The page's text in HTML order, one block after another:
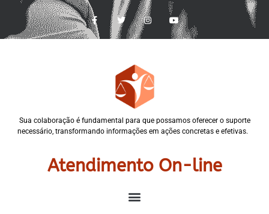
Sua colaboração é fundamental para que possamos oferecer o suporte
necessário, transformando informações em ações concretas e efetivas.
Atendimento On-line